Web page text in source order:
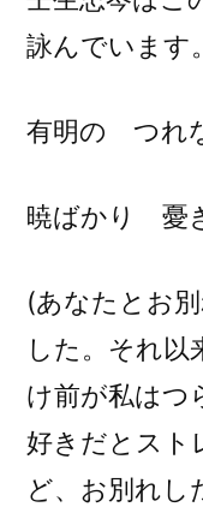
詠んでいます。
有明の つれ
暁ばかり 憂
(あなたとお
した。それ以
け前が私はつ
好きだとスト
ど、お別れし